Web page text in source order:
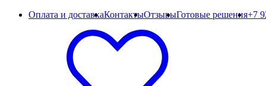
Оплата и доставкаКонтактыОтзывыГотовые решения+7